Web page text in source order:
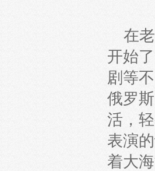
在
开始
剧等
俄罗
活，
表演
着大